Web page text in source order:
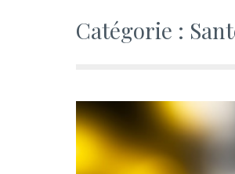
Catégorie :